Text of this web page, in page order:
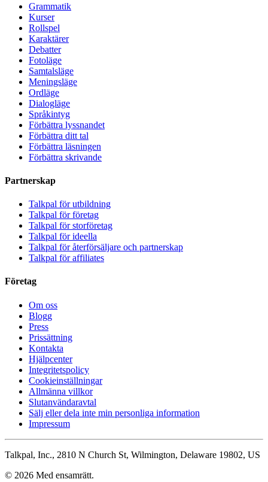
Grammatik
Kurser
Rollspel
Karaktärer
Debatter
Fotoläge
Samtalsläge
Meningsläge
Ordläge
Dialogläge
Språkintyg
Förbättra lyssnandet
Förbättra ditt tal
Förbättra läsningen
Förbättra skrivande
Partnerskap
Talkpal för utbildning
Talkpal för företag
Talkpal för storföretag
Talkpal för ideella
Talkpal för återförsäljare och partnerskap
Talkpal för affiliates
Företag
Om oss
Blogg
Press
Prissättning
Kontakta
Hjälpcenter
Integritetspolicy
Cookieinställningar
Allmänna villkor
Slutanvändaravtal
Sälj eller dela inte min personliga information
Impressum
Talkpal, Inc., 2810 N Church St, Wilmington, Delaware 19802, US
© 2026 Med ensamrätt.